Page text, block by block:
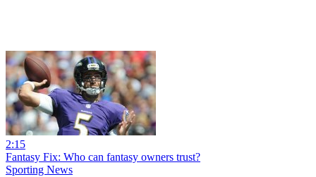
2:15
Fantasy Fix: Who can fantasy owners trust?
Sporting News